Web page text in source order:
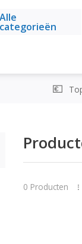
Alle
categorieën
0 Producten